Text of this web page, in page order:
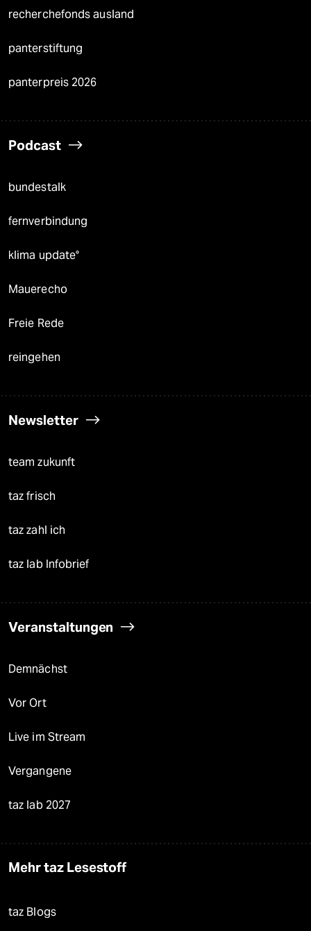
recherchefonds ausland
panterstiftung
panterpreis 2026
Podcast
bundestalk
fernverbindung
klima update°
Mauerecho
Freie Rede
reingehen
Newsletter
team zukunft
taz frisch
taz zahl ich
taz lab Infobrief
Veranstaltungen
Demnächst
Vor Ort
Live im Stream
Vergangene
taz lab 2027
Mehr taz Lesestoff
taz Blogs